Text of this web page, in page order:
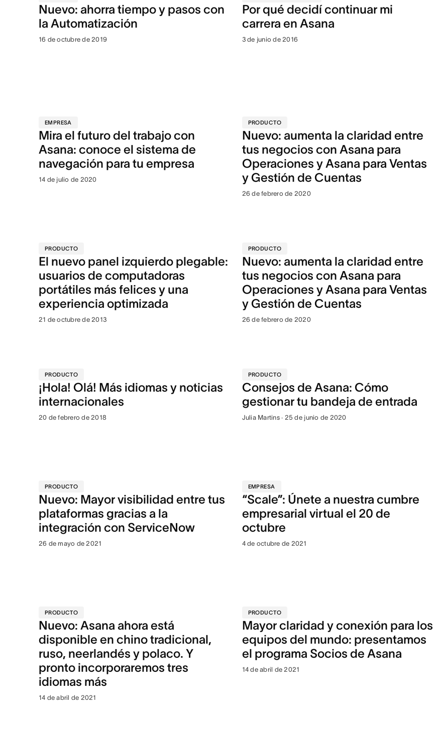
Nuevo: ahorra tiempo y pasos con
la Automatización
16 de octubre de 2019
Por qué decidí continuar mi
carrera en Asana
3 de junio de 2016
EMPRESA
Mira el futuro del trabajo con
Asana: conoce el sistema de
navegación para tu empresa
14 de julio de 2020
PRODUCTO
Nuevo: aumenta la claridad entre
tus negocios con Asana para
Operaciones y Asana para Ventas
y Gestión de Cuentas
26 de febrero de 2020
PRODUCTO
El nuevo panel izquierdo plegable:
usuarios de computadoras
portátiles más felices y una
experiencia optimizada
21 de octubre de 2013
PRODUCTO
Nuevo: aumenta la claridad entre
tus negocios con Asana para
Operaciones y Asana para Ventas
y Gestión de Cuentas
26 de febrero de 2020
PRODUCTO
¡Hola! Olá! Más idiomas y noticias
internacionales
20 de febrero de 2018
PRODUCTO
Consejos de Asana: Cómo
gestionar tu bandeja de entrada
Julia Martins · 25 de junio de 2020
PRODUCTO
Nuevo: Mayor visibilidad entre tus
plataformas gracias a la
integración con ServiceNow
26 de mayo de 2021
EMPRESA
“Scale”: Únete a nuestra cumbre
empresarial virtual el 20 de
octubre
4 de octubre de 2021
PRODUCTO
Nuevo: Asana ahora está
disponible en chino tradicional,
ruso, neerlandés y polaco. Y
pronto incorporaremos tres
idiomas más
14 de abril de 2021
PRODUCTO
Mayor claridad y conexión para los
equipos del mundo: presentamos
el programa Socios de Asana
14 de abril de 2021